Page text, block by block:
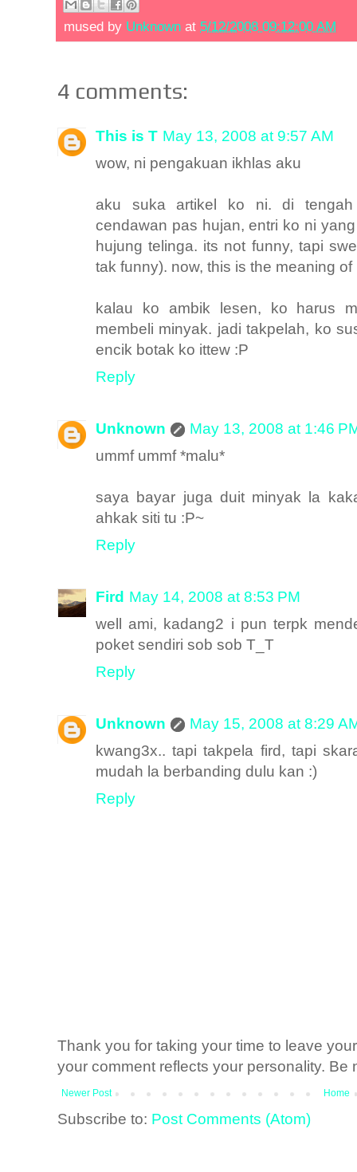
mused by Unknown at 5/12/2008 09:12:00 AM
4 comments:
This is T May 13, 2008 at 9:57 AM
wow, ni pengakuan ikhlas aku
aku suka artikel ko ni. di tengah
cendawan pas hujan, entri ko ni
hujung telinga. its not funny, tapi
tak funny). now, this is the meaning
kalau ko ambik lesen, ko harus
membeli minyak. jadi takpelah, ko
encik botak ko ittew :P
Reply
Unknown
May 13, 2008 at 1:46
ummf ummf *malu*
saya bayar juga duit minyak la
ahkak siti tu :P~
Reply
Fird May 14, 2008 at 8:53 PM
well ami, kadang2 i pun terpk
poket sendiri sob sob T_T
Reply
Unknown
May 15, 2008 at 8:29
kwang3x.. tapi takpela fird, tapi
mudah la berbanding dulu kan :)
Reply
Thank you for taking your time to leave
your comment reflects your personality. Be
Newer Post Home
Subscribe to: Post Comments (Atom)